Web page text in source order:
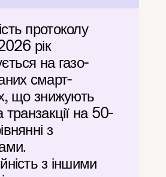
протоколу
рік
на газо-
смарт-
що знижують
транзакції на 50-
з
з іншими